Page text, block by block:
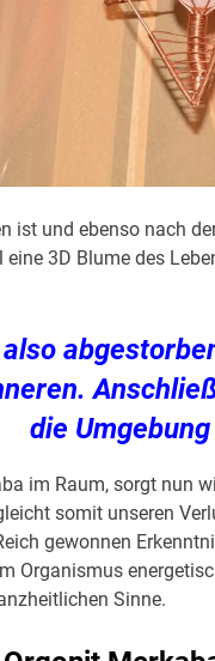
ist und ebenso nach
3D Blume des
die
im Raum, sorgt nun
somit unseren
gewonnen
Organismus
Sinne.